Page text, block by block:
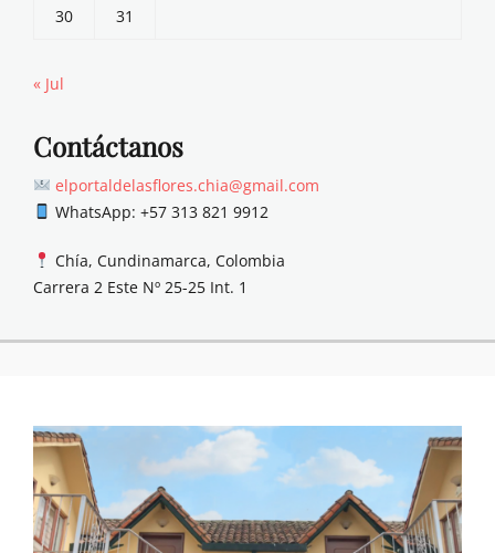
30 31
« Jul
Contáctanos
elportaldelasflores.chia@gmail.com
WhatsApp: +57 313 821 9912
Chía, Cundinamarca, Colombia
Carrera 2 Este Nº 25-25 Int. 1